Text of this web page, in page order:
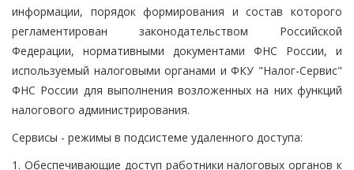
информации, порядок формирования и состав которого
регламентирован законодательством Российской
Федерации, нормативными документами ФНС России, и
используемый налоговыми органами и ФКУ "Налог-Сервис"
ФНС России для выполнения возложенных на них функций
налогового администрирования.
Сервисы - режимы в подсистеме удаленного доступа:
1. Обеспечивающие доступ работники налоговых органов к